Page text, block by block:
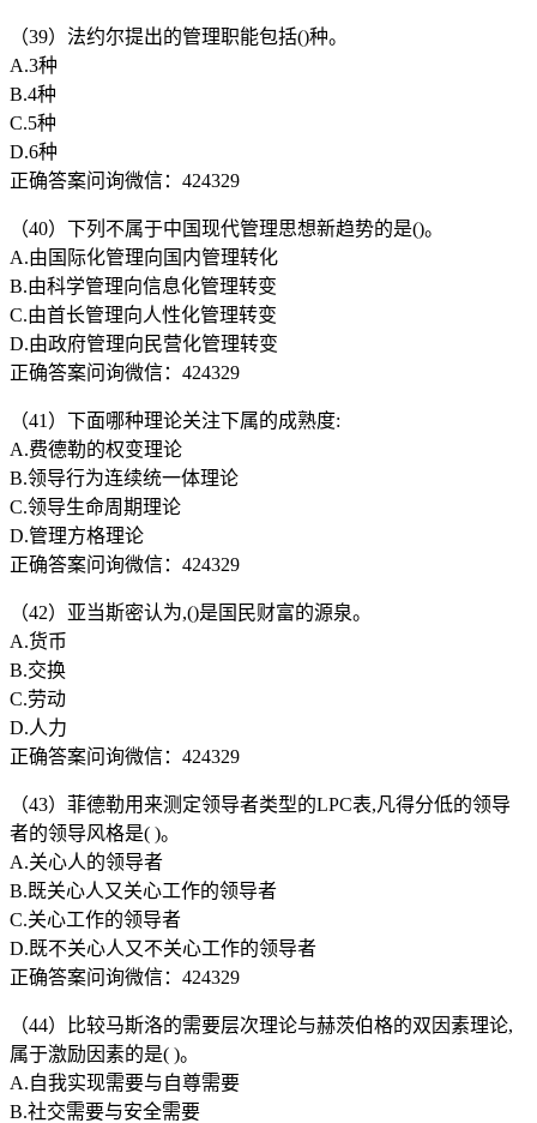
（39）法约尔提出的管理职能包括()种。
A.3种
B.4种
C.5种
D.6种
正确答案问询微信：424329
（40）下列不属于中国现代管理思想新趋势的是()。
A.由国际化管理向国内管理转化
B.由科学管理向信息化管理转变
C.由首长管理向人性化管理转变
D.由政府管理向民营化管理转变
正确答案问询微信：424329
（41）下面哪种理论关注下属的成熟度:
A.费德勒的权变理论
B.领导行为连续统一体理论
C.领导生命周期理论
D.管理方格理论
正确答案问询微信：424329
（42）亚当斯密认为,()是国民财富的源泉。
A.货币
B.交换
C.劳动
D.人力
正确答案问询微信：424329
（43）菲德勒用来测定领导者类型的LPC表,凡得分低的领导
者的领导风格是( )。
A.关心人的领导者
B.既关心人又关心工作的领导者
C.关心工作的领导者
D.既不关心人又不关心工作的领导者
正确答案问询微信：424329
（44）比较马斯洛的需要层次理论与赫茨伯格的双因素理论,
属于激励因素的是( )。
A.自我实现需要与自尊需要
B.社交需要与安全需要